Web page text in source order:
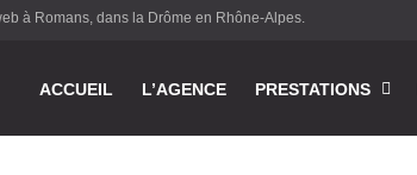
à Romans, dans la Drôme en Rhône-Alpes.
ACCUEIL L’AGENCE PRESTATIONS